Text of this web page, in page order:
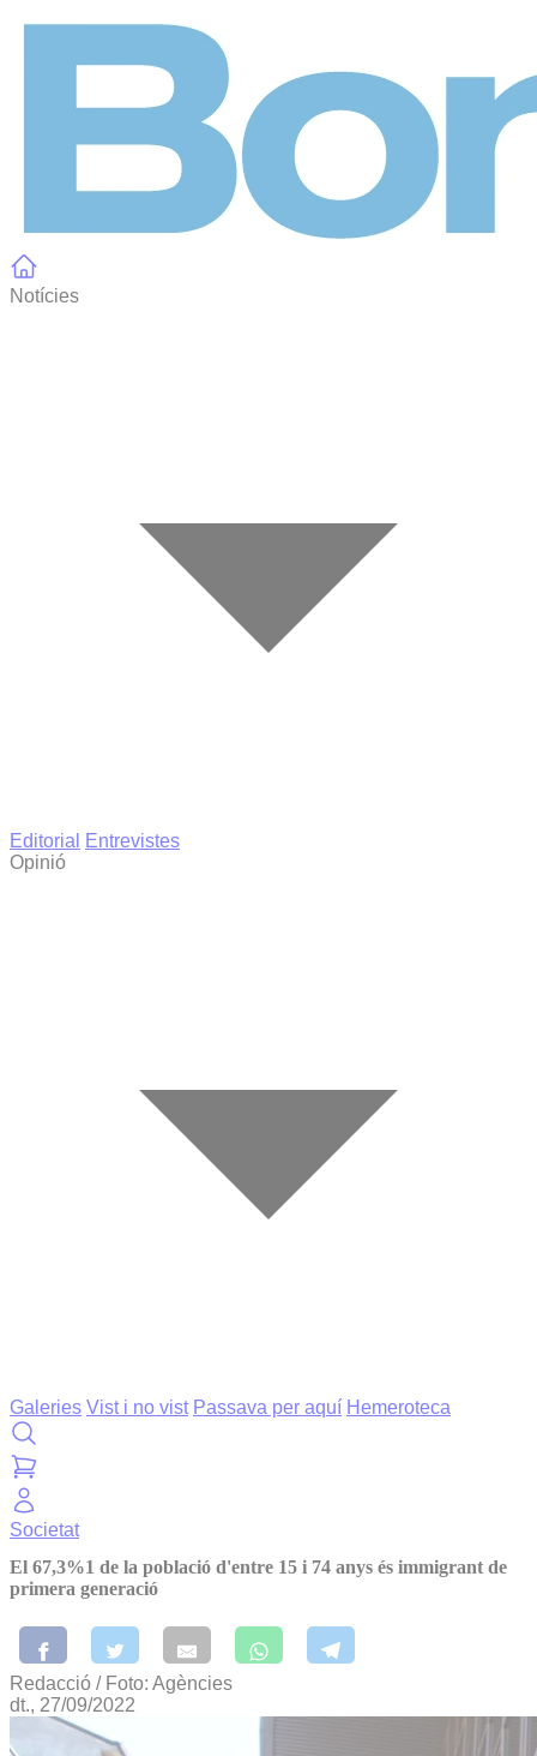
Notícies
Editorial
Entrevistes
Opinió
Galeries Vist i no vist Passava per aquí Hemeroteca
Societat
El 67,3%1 de la població d'entre 15 i 74 anys és immigrant de
primera generació
Redacció / Foto: Agències
dt., 27/09/2022